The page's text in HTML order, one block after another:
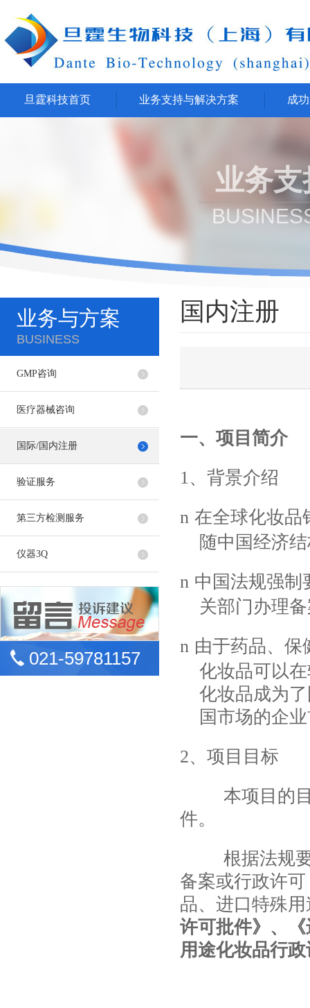
旦霆科技首页 业务支持与解决方案 成
业务
业务与方案
BUSINESS
GMP咨询
医疗器械咨询
国际/国内注册
验证服务
第三方检测服务
仪器3Q
021-59781157
国内注册
一、项目简介
1、背景介绍
n 在全球化妆品
随中国经济
n 中国法规强制
关部门办理
n 由于药品、保
化妆品可以
化妆品成为
国市场的企
2、项目目标
本项目的
件。
根据法规
备案或行政许
品、进口特殊
许可批件》、
用途化妆品行